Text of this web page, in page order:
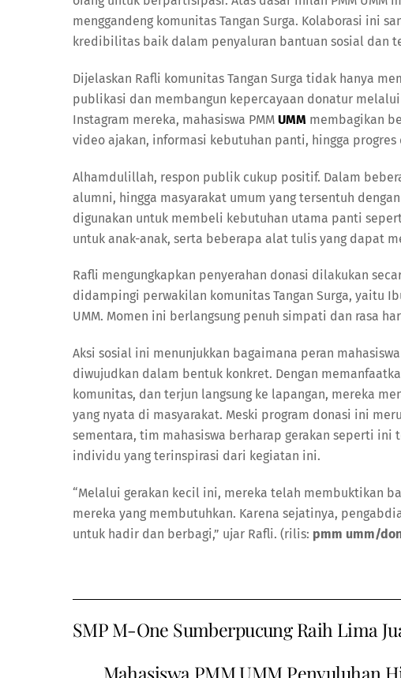
menggandeng komunitas Tangan Surga. Kolaborasi ini
kredibilitas baik dalam penyaluran bantuan sosial dan
Dijelaskan Rafli komunitas Tangan Surga tidak hanya
publikasi dan membangun kepercayaan donatur
Instagram mereka, mahasiswa PMM UMM membagikan
video ajakan, informasi kebutuhan panti, hingga progres
Alhamdulillah, respon publik cukup positif. Dalam
alumni, hingga masyarakat umum yang tersentuh
digunakan untuk membeli kebutuhan utama panti
untuk anak-anak, serta beberapa alat tulis yang dapat
Rafli mengungkapkan penyerahan donasi dilakukan
didampingi perwakilan komunitas Tangan Surga, yaitu
UMM. Momen ini berlangsung penuh simpati dan rasa
Aksi sosial ini menunjukkan bagaimana peran
diwujudkan dalam bentuk konkret. Dengan
komunitas, dan terjun langsung ke lapangan, mereka
yang nyata di masyarakat. Meski program donasi ini
sementara, tim mahasiswa berharap gerakan seperti
individu yang terinspirasi dari kegiatan ini.
“Melalui gerakan kecil ini, mereka telah membuktikan
mereka yang membutuhkan. Karena sejatinya,
untuk hadir dan berbagi,” ujar Rafli. (rilis: pmm umm/
SMP M-One Sumberpucung Raih Lima
Mahasiswa PMM UMM Penyuluhan